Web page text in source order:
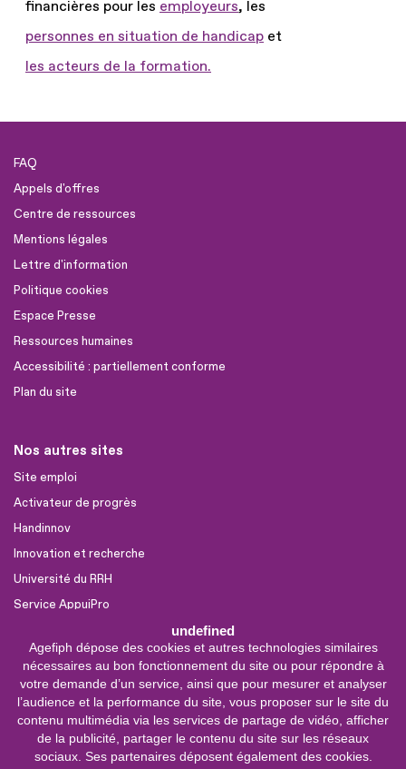
undefined
Agefiph dépose des cookies et autres technologies similaires
nécessaires au bon fonctionnement du site ou pour répondre à
votre demande d’un service, ainsi que pour mesurer et analyser
l’audience et la performance du site, vous proposer sur le site du
contenu multimédia via les services de partage de vidéo, afficher
de la publicité, partager le contenu du site sur les réseaux
sociaux. Ses partenaires déposent également des cookies.
financières pour les employeurs, les
personnes en situation de handicap et
les acteurs de la formation.
FAQ
Appels d'offres
Centre de ressources
Mentions légales
Lettre d'information
Politique cookies
Espace Presse
Ressources humaines
Accessibilité : partiellement conforme
Plan du site
Nos autres sites
Site emploi
Activateur de progrès
Handinnov
Innovation et recherche
Université du RRH
Service AppuiPro
Nous suivre
Youtube
Linkedin
Facebook